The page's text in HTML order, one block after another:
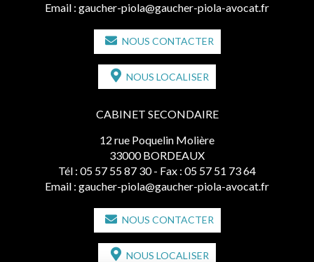
Email : gaucher-piola@gaucher-piola-avocat.fr
NOUS CONTACTER
NOUS LOCALISER
CABINET SECONDAIRE
12 rue Poquelin Molière
33000 BORDEAUX
Tél : 05 57 55 87 30 - Fax : 05 57 51 73 64
Email : gaucher-piola@gaucher-piola-avocat.fr
NOUS CONTACTER
NOUS LOCALISER